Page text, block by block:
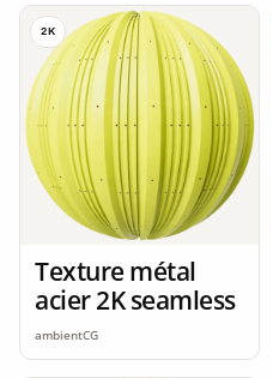
2K
Texture métal
acier 2K seamless
ambientCG